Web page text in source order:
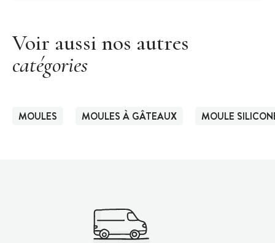
Voir aussi nos autres
catégories
MOULES MOULES À GÂTEAUX MOULE